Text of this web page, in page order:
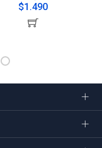
$1.490